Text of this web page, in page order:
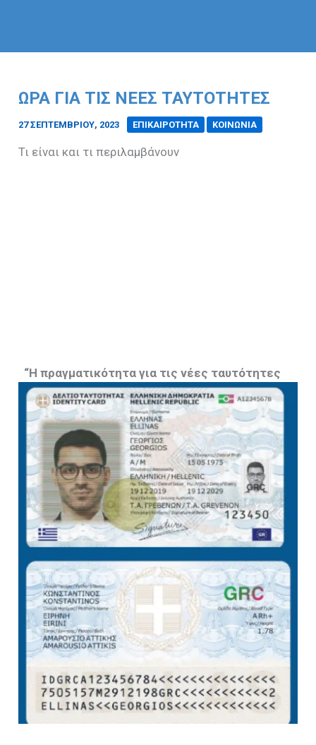
ΏΡΑ ΓΙΑ ΤΙΣ ΝΈΕΣ ΤΑΥΤΌΤΗΤΕΣ
27 ΣΕΠΤΕΜΒΡΊΟΥ, 2023 ΕΠΙΚΑΙΡΟΤΗΤΑ ΚΟΙΝΩΝΙΑ
Τι είναι και τι περιλαμβάνουν
“Η πραγματικότητα για τις νέες ταυτότητες